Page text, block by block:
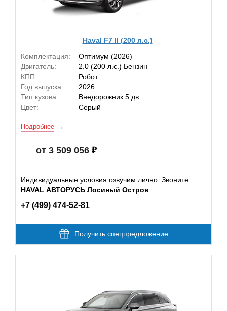
Haval F7 II (200 л.с.)
Комплектация:
Оптимум (2026)
Двигатель:
2.0 (200 л.с.) Бензин
КПП:
Робот
Год выпуска:
2026
Тип кузова:
Внедорожник 5 дв.
Цвет:
Серый
Подробнее
от 3 509 056
Индивидуальные условия озвучим лично. Звоните:
HAVAL АВТОРУСЬ Лосиный Остров
+7 (499) 474-52-81
Получить спецпредложение